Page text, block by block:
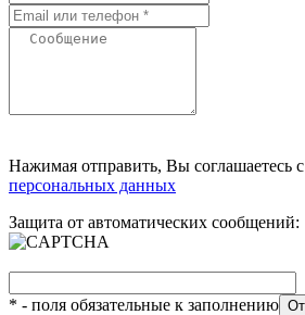
Нажимая отправить, Вы соглашаетесь с
персональных данных
Защита от автоматических сообщений:
* - поля обязательные к заполнению